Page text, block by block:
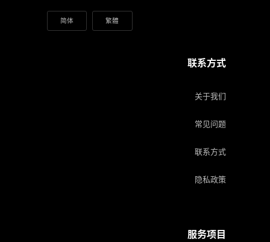
简体 繁體
联系方式
关于我们
常见问题
联系方式
隐私政策
服务项目